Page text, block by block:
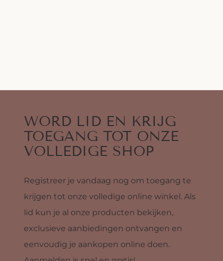
WORD LID EN KRIJG
TOEGANG TOT ONZE
VOLLEDIGE SHOP
Registreer je vandaag nog om toegang te
krijgen tot onze volledige online winkel. Als
lid kun je al onze producten bekijken,
exclusieve aanbiedingen ontvangen en
eenvoudig je aankopen online doen.